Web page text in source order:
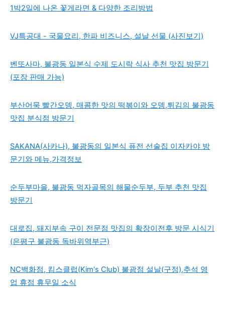
1박2일에 나온 꽃게라면 & 다양한 조리방법
VJ특공대 - 국물요리, 한파 비즈니스, 설날 선물 (사진보기)
벤또사마, 불광동 일본식 수제 도시락 식사 추천 맛집 방문기
(포장 판매 가능)
부산어묵 빨간오뎅, 매콤한 맛의 떡볶이와 오뎅,튀김의 불광동
맛집 분식점 방문기
SAKANA(사카나), 불광동의 일본식 퓨전 선술집 이자카야 방
문기와 메뉴,가격정보
순두부마을, 불광동 먹자골목의 해물순두부, 두부 추천 맛집
방문기
대로집, 돼지부속 구이 전문점 맛집의 확장이전후 방문 시식기
(은평구 불광동 독바위역부근)
NC백화점, 킴스클럽(Kim's Club) 불광점 설날(구정),추석 영
업 휴점 휴무일 소식